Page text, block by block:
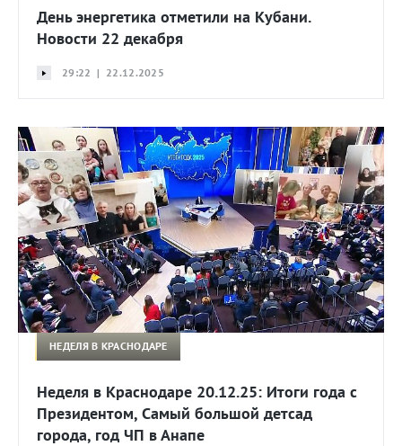
День энергетика отметили на Кубани.
Новости 22 декабря
29:22 | 22.12.2025
НЕДЕЛЯ В КРАСНОДАРЕ
Неделя в Краснодаре 20.12.25: Итоги года с
Президентом, Самый большой детсад
города, год ЧП в Анапе